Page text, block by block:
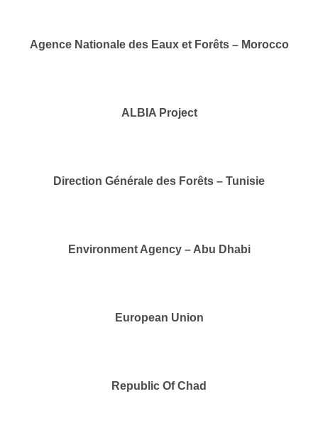
Agence Nationale des Eaux et Forêts – Morocco
ALBIA Project
Direction Générale des Forêts – Tunisie
Environment Agency – Abu Dhabi
European Union
Republic Of Chad